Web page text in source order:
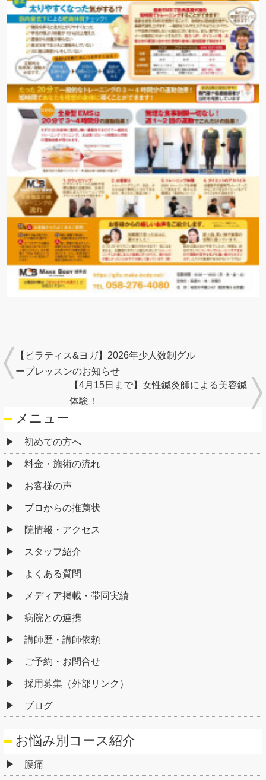
【ピラティス&ヨガ】2026年少人数制グル
ープレッスンのお知らせ
【4月15日まで】女性鍼灸師による美容鍼
体験！
メニュー
初めての方へ
料金・施術の流れ
お客様の声
プロからの推薦状
院情報・アクセス
スタッフ紹介
よくある質問
メディア掲載・帯同実績
病院との連携
講師歴・講師依頼
ご予約・お問合せ
採用募集（外部リンク）
ブログ
お悩み別コース紹介
腰痛